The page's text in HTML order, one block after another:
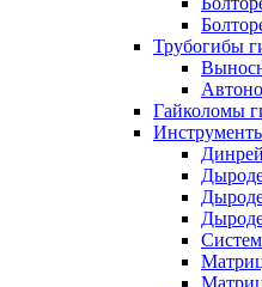
Трубогибы
Гайколомы